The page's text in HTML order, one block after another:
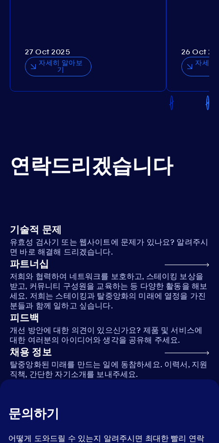
27 Oct 2025
자세히 알아보
기
26 Oct
자세히
연락드리겠습니다
기술적 문제
유효성 검사기 또는 웹사이트에 문제가 있나요? 알려주시
면 바로 해결해 드리겠습니다.
파트너십
저희와 협력하여 네트워크를 보호하고, 스테이킹 보상을
받고, 커뮤니티 구성원을 교육하는 등 다양한 활동을 해보
세요. 저희는 스테이킹과 탈중앙화의 미래에 열정을 가진
분들과 함께 일하고 싶습니다.
피드백
개선 방안에 대한 의견이 있으신가요? 제품 및 서비스에
대한 여러분의 아이디어와 생각을 공유해 주세요.
채용 정보
탈중앙화된 미래를 만드는 일에 동참하세요. 이력서, 지원
직책, 간단한 자기소개를 보내주세요.
문의하기
어떻게 도와드릴 수 있는지 알려주시면 최대한 빨리 연락